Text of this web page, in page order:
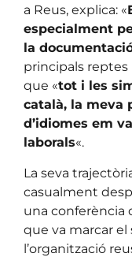
a Reus, explica: «
especialment
la
principals reptes
que «tot i les
català, la meva
d’idiomes em
laborals«.
La seva
casualment
una conferència
que va marcar
l’organització